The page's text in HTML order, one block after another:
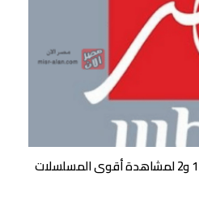
استقبل تردد قناة MBC مصر 1 و2 لمشاهدة أقوى المسلسلات